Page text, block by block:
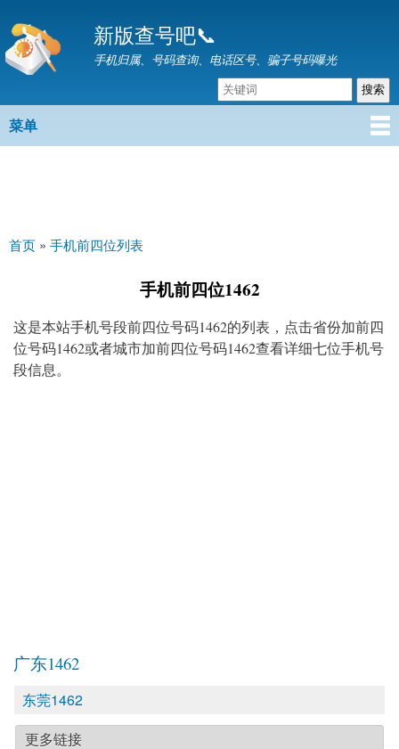
转
到
要
容
新版查号吧📞
手机归属、号码查询、电话区号、骗子号码曝光
主菜单
菜单
你在这里
首页 » 手机前四位列表
手机前四位1462
这是本站手机号段前四位号码1462的列表，点击省份加前四
位号码1462或者城市加前四位号码1462查看详细七位手机号
段信息。
广东1462
东莞1462
更多链接